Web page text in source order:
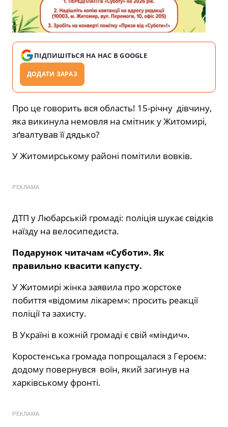
ПІДПИШІТЬСЯ НА НАС В GOOGLE
ДОДАТИ ЗАРАЗ
Про це говорить вся область! 15-річну дівчину,
яка викинула немовля на смітник у Житомирі,
зґвалтував її дядько?
У Житомирському районі помітили вовків.
РЕКЛАМА
ДТП у Любарській громаді: поліція шукає свідків
наїзду на велосипедиста.
Подарунок читачам «Суботи». Як
правильно квасити капусту.
У Житомирі жінка заявила про жорстоке
побиття «відомим лікарем»: просить реакції
поліції та захисту.
В Україні в кожній громаді є свій «міндич».
Коростенська громада попрощалася з Героєм:
додому повернувся воїн, який загинув на
харківському фронті.
РЕКЛАМА